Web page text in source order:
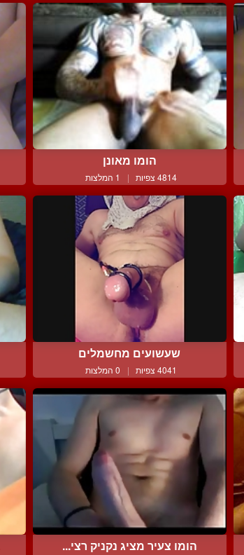
הומו מאונן
4814 צפיות | 1 המלצות
שעשועים מחשמלים
4041 צפיות | 0 המלצות
הומו צעיר מציג נקניק רצי...